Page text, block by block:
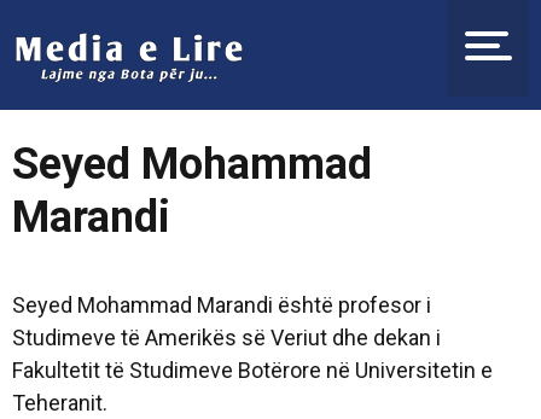
Seyed Mohammad
Marandi
Seyed Mohammad Marandi është profesor i
Studimeve të Amerikës së Veriut dhe dekan i
Fakultetit të Studimeve Botërore në Universitetin e
Teheranit.